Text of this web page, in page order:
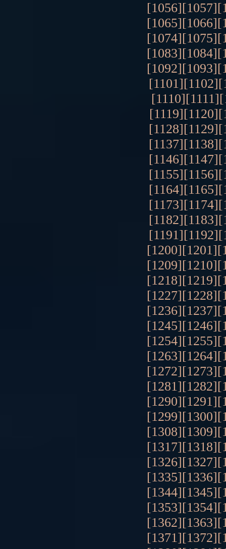
[1056][1057]
[1065][1066]
[1074][1075]
[1083][1084]
[1092][1093]
[1101][1102]
[1110][1111]
[1119][1120]
[1128][1129]
[1137][1138]
[1146][1147]
[1155][1156]
[1164][1165]
[1173][1174]
[1182][1183]
[1191][1192]
[1200][1201]
[1209][1210]
[1218][1219]
[1227][1228]
[1236][1237]
[1245][1246]
[1254][1255]
[1263][1264]
[1272][1273]
[1281][1282]
[1290][1291]
[1299][1300]
[1308][1309]
[1317][1318]
[1326][1327]
[1335][1336]
[1344][1345]
[1353][1354]
[1362][1363]
[1371][1372]